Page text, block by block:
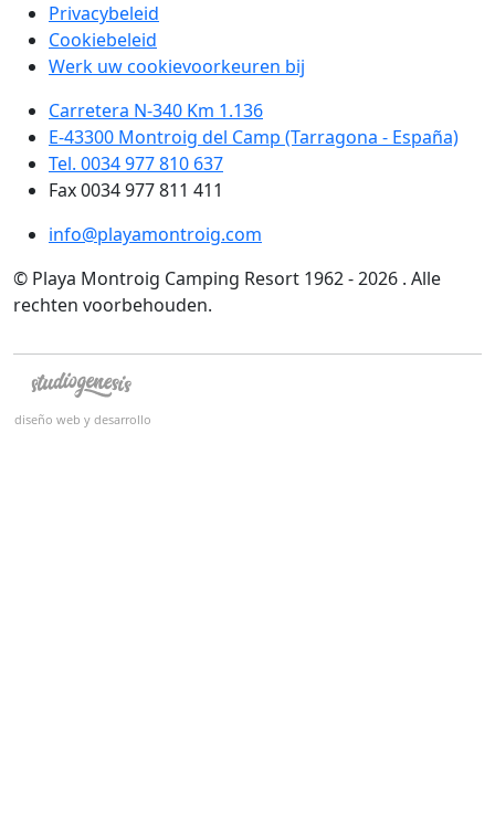
Privacybeleid
Cookiebeleid
Werk uw cookievoorkeuren bij
Carretera N-340 Km 1.136
E-43300 Montroig del Camp (Tarragona - España)
Tel. 0034 977 810 637
Fax 0034 977 811 411
info@playamontroig.com
© Playa Montroig Camping Resort 1962 - 2026 . Alle
rechten voorbehouden.